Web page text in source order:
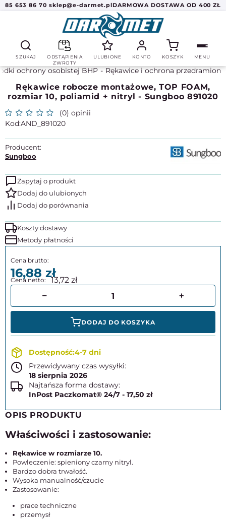
85 653 86 70 sklep@e-darmet.plDARMOWA DOSTAWA OD 400 ZŁ
SZUKAJ
ODSTĄPIENIA
ZWROTY
ULUBIONE KONTO KOSZYK MENU
ochrony osobistej BHP Rękawice i ochrona przedramion
Rękawice robocze montażowe, TOP FOAM,
rozmiar 10, poliamid + nitryl - Sungboo 891020
(0) opinii
AND_891020
Producent:
Sungboo
Zapytaj o produkt
Koszty dostawy
Metody płatności
16,88 13,72
DODAJ DO KOSZYKA
4-7 dni
Przewidywany czas wysyłki:
18 sierpnia 2026
Najtańsza forma dostawy:
InPost Paczkomat® 24/7 - 17,50 zł
OPIS PRODUKTU
Właściwości i zastosowanie:
Rękawice w rozmiarze 10.
Powleczenie: spieniony czarny nitryl.
Bardzo dobra trwałość.
Wysoka manualność/czucie
Zastosowanie:
prace techniczne
przemysł